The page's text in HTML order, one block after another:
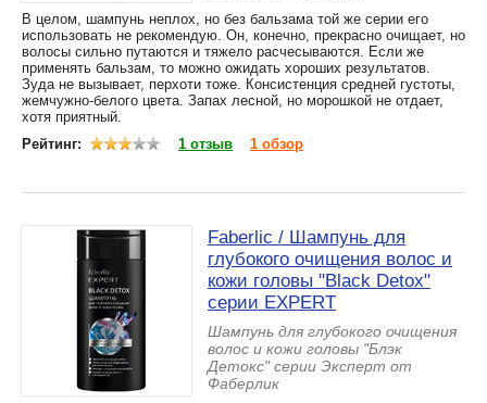
В целом, шампунь неплох, но без бальзама той же серии его
использовать не рекомендую. Он, конечно, прекрасно очищает, но
волосы сильно путаются и тяжело расчесываются. Если же
применять бальзам, то можно ожидать хороших результатов.
Зуда не вызывает, перхоти тоже. Консистенция средней густоты,
жемчужно-белого цвета. Запах лесной, но морошкой не отдает,
хотя приятный.
Рейтинг:
1 отзыв 1 обзор
Faberlic / Шампунь для
глубокого очищения волос и
кожи головы "Black Detox"
серии EXPERT
Шампунь для глубокого очищения
волос и кожи головы "Блэк
Детокс" серии Эксперт от
Фаберлик